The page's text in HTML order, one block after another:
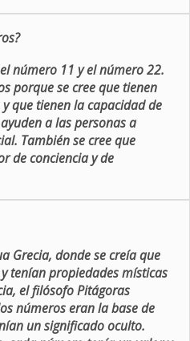
número 11 y el número 22.
porque se cree que tienen
que tienen la capacidad de
a las personas a
También se cree que
de conciencia y de
Grecia, donde se creía que
tenían propiedades místicas
el filósofo Pitágoras
números eran la base de
un significado oculto.